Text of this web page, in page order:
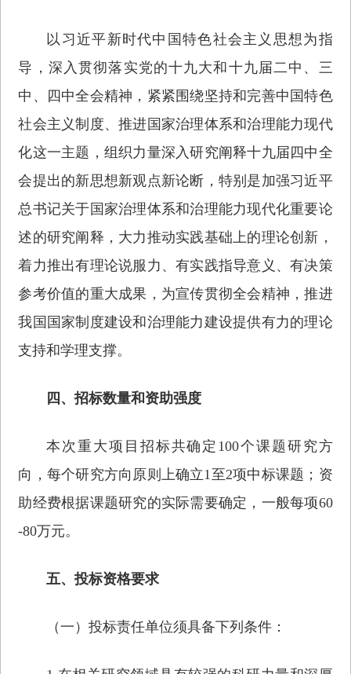
以习近平新时代中国特色社会主义思想为指
导，深入贯彻落实党的十九大和十九届二中、三
中、四中全会精神，紧紧围绕坚持和完善中国特色
社会主义制度、推进国家治理体系和治理能力现代
化这一主题，组织力量深入研究阐释十九届四中全
会提出的新思想新观点新论断，特别是加强习近平
总书记关于国家治理体系和治理能力现代化重要论
述的研究阐释，大力推动实践基础上的理论创新，
着力推出有理论说服力、有实践指导意义、有决策
参考价值的重大成果，为宣传贯彻全会精神，推进
我国国家制度建设和治理能力建设提供有力的理论
支持和学理支撑。
四、招标数量和资助强度
本次重大项目招标共确定100个课题研究方
向，每个研究方向原则上确立1至2项中标课题；资
助经费根据课题研究的实际需要确定，一般每项60
-80万元。
五、投标资格要求
（一）投标责任单位须具备下列条件：